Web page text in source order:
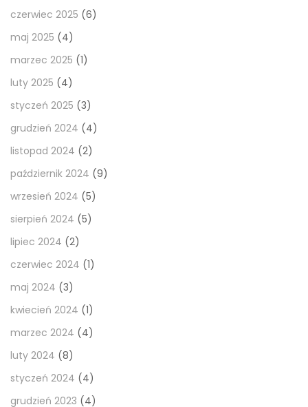
czerwiec 2025 (6)
maj 2025 (4)
marzec 2025 (1)
luty 2025 (4)
styczeń 2025 (3)
grudzień 2024 (4)
listopad 2024 (2)
październik 2024 (9)
wrzesień 2024 (5)
sierpień 2024 (5)
lipiec 2024 (2)
czerwiec 2024 (1)
maj 2024 (3)
kwiecień 2024 (1)
marzec 2024 (4)
luty 2024 (8)
styczeń 2024 (4)
grudzień 2023 (4)